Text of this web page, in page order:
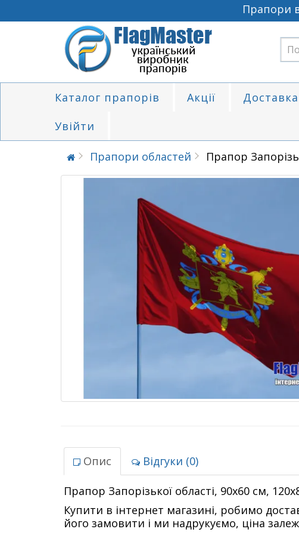
Прапори
Каталог прапорів Акції
Увійти
Прапори областей Прапор
Опис Відгуки (0)
Прапор Запорізької області, 90х60 см,
Купити в інтернет магазині, робимо
його замовити і ми надрукуємо, ціна